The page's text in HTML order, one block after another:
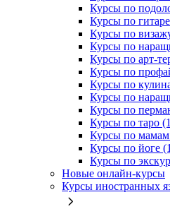
Курсы по
Курсы по
Курсы по
Курсы по
Курсы по арт-
Курсы по
Курсы по
Курсы по
Курсы по
Курсы по таро
Курсы по мамам
Курсы по йоге
Курсы по
Новые онлайн‑курсы
Курсы иностранных